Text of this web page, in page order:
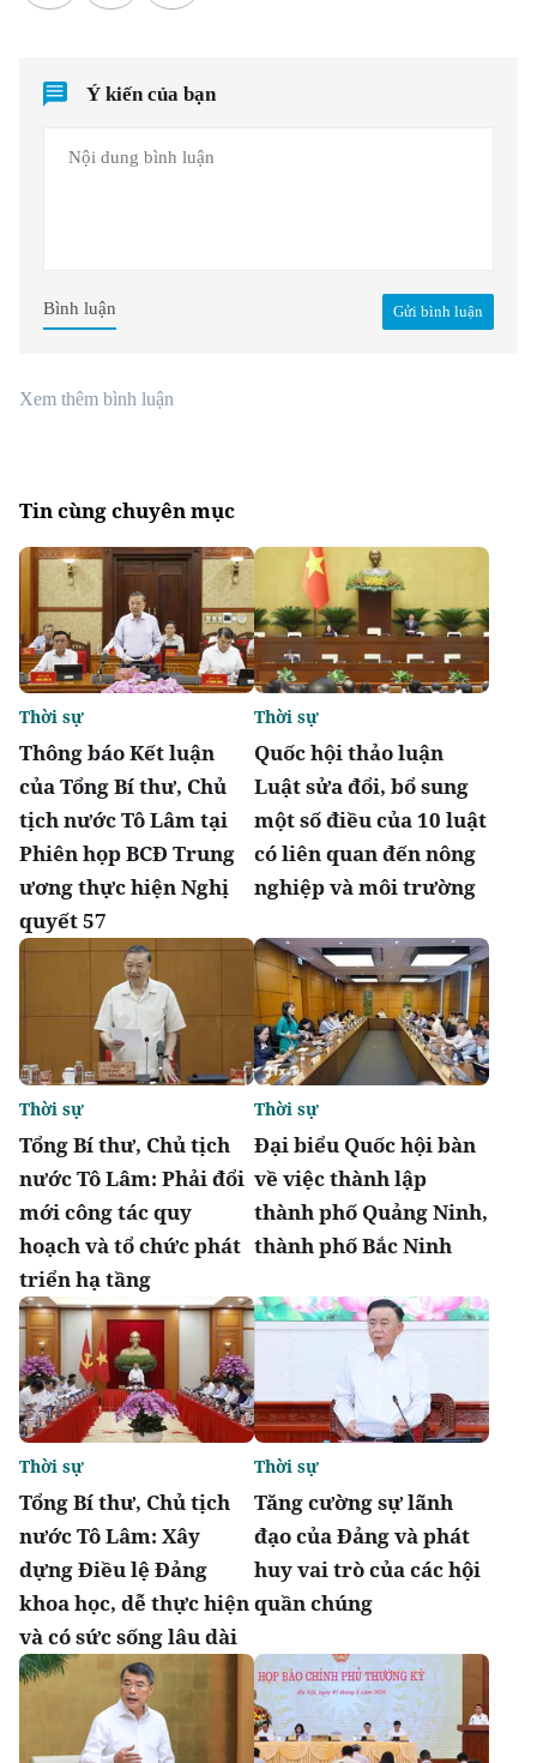
Ý kiến của bạn
Gửi bình luận
Bình luận
Xem thêm bình luận
Tin cùng chuyên mục
Thông báo Kết luận
của Tổng Bí thư, Chủ
tịch nước Tô Lâm tại
Phiên họp BCĐ Trung
ương thực hiện Nghị
quyết 57
Thời sự
Quốc hội thảo luận
Luật sửa đổi, bổ sung
một số điều của 10 luật
có liên quan đến nông
nghiệp và môi trường
Thời sự
Tổng Bí thư, Chủ tịch
nước Tô Lâm: Phải đổi
mới công tác quy
hoạch và tổ chức phát
triển hạ tầng
Thời sự
Đại biểu Quốc hội bàn
về việc thành lập
thành phố Quảng Ninh,
thành phố Bắc Ninh
Thời sự
Tổng Bí thư, Chủ tịch
nước Tô Lâm: Xây
dựng Điều lệ Đảng
khoa học, dễ thực hiện
và có sức sống lâu dài
Thời sự
Tăng cường sự lãnh
đạo của Đảng và phát
huy vai trò của các hội
quần chúng
Thời sự